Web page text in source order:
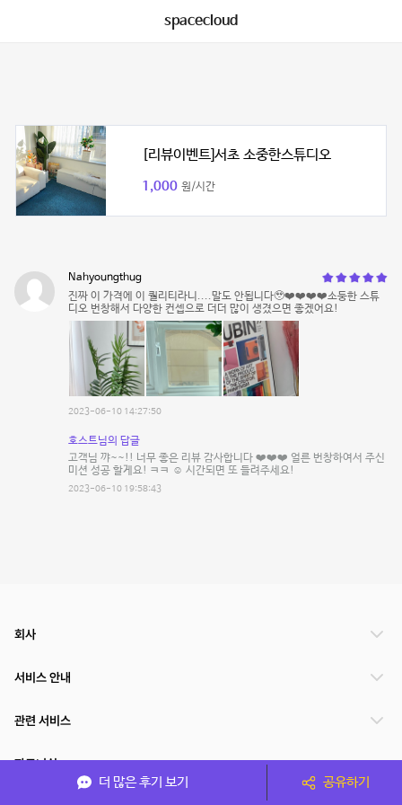
spacecloud
[리뷰이벤트]서초 소중한스튜디오
1,000 원/시간
Nahyoungthug
진짜 이 가격에 이 퀄리티라니....말도 안됩니다🥹❤️❤️❤️❤️소둥한 스튜
디오 번창해서 다양한 컨셉으로 더더 많이 생겼으면 좋겠어요!
2023-06-10 14:27:50
호스트님의 답글
고객님 꺄~~!! 너무 좋은 리뷰 감사합니다 ❤️❤️❤️ 얼른 번창하여서 주신
미션 성공 할게요! ㅋㅋ ☺️ 시간되면 또 들려주세요!
2023-06-10 19:58:43
더 많은 후기 보기 공유하기
회사
서비스 안내
관련 서비스
파트너쉽